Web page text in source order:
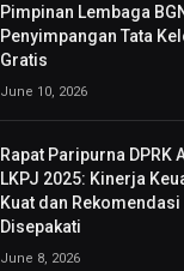
Pimpinan Lembaga
Penyimpangan Tata
Gratis
June 10, 2026
Rapat Paripurna DPRK
LKPJ 2025: Kinerja
Kuat dan
Disepakati
June 8, 2026